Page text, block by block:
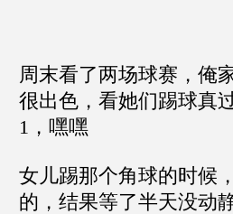
周末看了两场球赛，俺
很出色，看她们踢球真
1，嘿嘿
女儿踢那个角球的时候
的，结果等了半天没动